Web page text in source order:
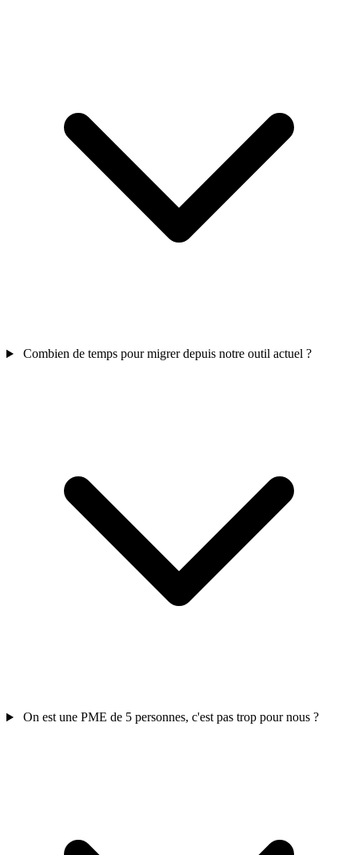
Combien de temps pour migrer depuis notre outil actuel ?
On est une PME de 5 personnes, c'est pas trop pour nous ?